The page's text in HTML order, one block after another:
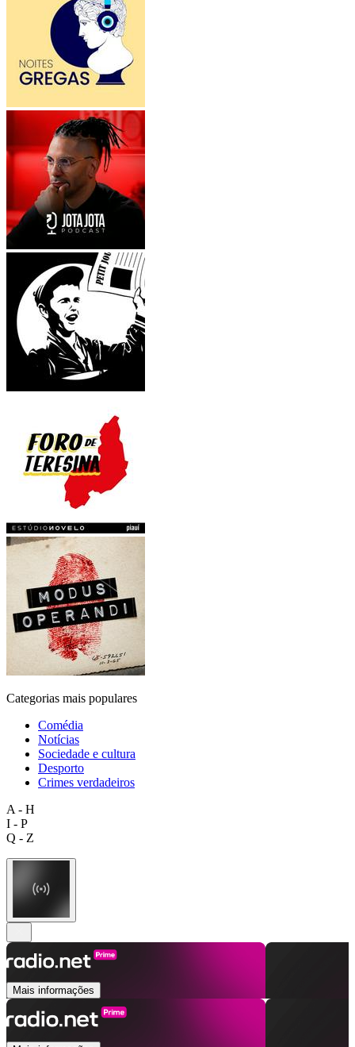
Categorias mais populares
Comédia
Notícias
Sociedade e cultura
Desporto
Crimes verdadeiros
A - H
I - P
Q - Z
Mais informações